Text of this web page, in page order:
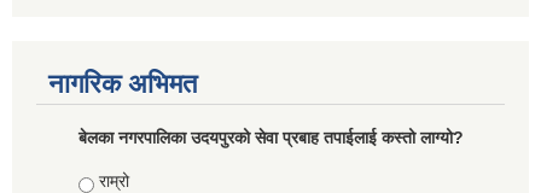
नागरिक अभिमत
बेलका नगरपालिका उदयपुरको सेवा प्रबाह तपाईलाई कस्तो लाग्यो?
Choices
राम्रो